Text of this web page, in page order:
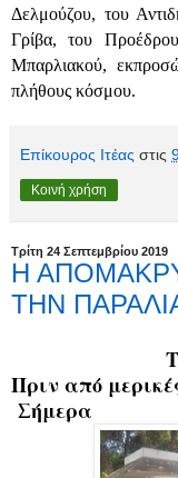
Δελμούζου, του
Γρίβα, του
Μπαρλιακού,
πλήθους κόσμου.
Επίκουρος Ιτέας στις
Κοινή χρήση
Τρίτη 24 Σεπτεμβρίου 2019
Η
ΤΗΝ
Πριν από
Σήμερα